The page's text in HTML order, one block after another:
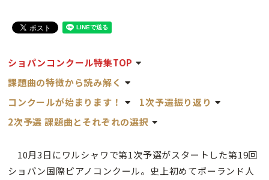
ショパンコンクール特集TOP
課題曲の特徴から読み解く
コンクールが始まります！
1次予選振り返り
2次予選 課題曲とそれぞれの選択
10月3日にワルシャワで第1次予選がスタートした第19回
ショパン国際ピアノコンクール。史上初めてポーランド人